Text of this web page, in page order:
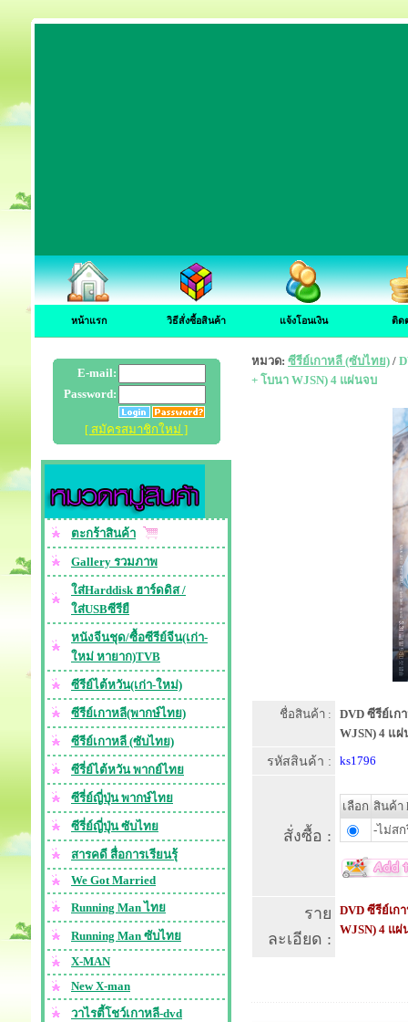
หน้าแรก วิธีสั่งซื้อสินค้า แจ้งโอนเงิน ติด
E-mail:
Password:
[ สมัครสมาชิกใหม่ ]
ตะกร้าสินค้า
Gallery รวมภาพ
ใส่Harddisk ฮาร์ดดิส /
ใส่USBซีรียื
หนังจีนชุด/ซื้อซีรีย์จีน(เก่า-
ใหม่ หายาก)TVB
ซีรีย์ไต้หวัน(เก่า-ใหม่)
ซีรีย์เกาหลี(พากษ์ไทย)
ซีรีย์เกาหลี (ซับไทย)
ซีรี่ย์ไต้หวัน พากย์ไทย
ซีรี่ย์ญี่ปุ่น พากษ์ไทย
ซีรี่ย์ญี่ปุ่น ซับไทย
สารคดี สื่อการเรียนรุ้
We Got Married
Running Man ไทย
Running Man ซับไทย
X-MAN
New X-man
วาไรตี้โชว์เกาหลี-dvd
หมวด: ซีรีย์เกาหลี (ซับไทย) /
+ โบนา WJSN) 4 แผ่นจบ
ชื่อสินค้า :
DVD ซีรีย์เก
WJSN) 4 แ
รหัสสินค้า : ks1796
สั่งซื้อ :
เลือก สินค้า
-ไม่สก
ราย
ละเอียด :
DVD ซีรีย์เก
WJSN) 4 แผ่